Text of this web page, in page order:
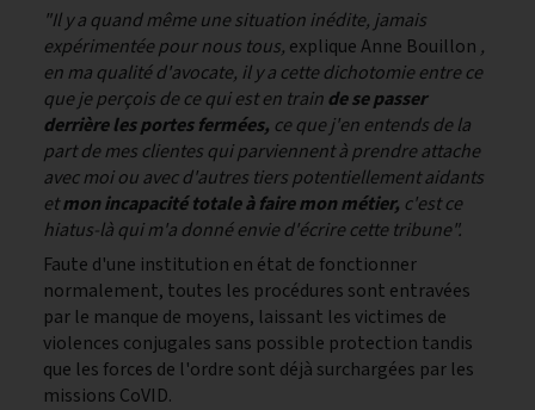
"Il y a quand même une situation inédite, jamais
expérimentée pour nous tous, explique Anne Bouillon ,
en ma qualité d'avocate, il y a cette dichotomie entre ce
que je perçois de ce qui est en trainde se passer
derrière les portes fermées, ce que j'en entends de la
part de mes clientes qui parviennent à prendre attache
avec moi ou avec d'autres tiers potentiellement aidants
etmon incapacité totale à faire mon métier, c'est ce
hiatus-là qui m'a donné envie d'écrire cette tribune".
Faute d'une institution en état de fonctionner
normalement, toutes les procédures sont entravées
par le manque de moyens, laissant les victimes de
violences conjugales sans possible protection tandis
que les forces de l'ordre sont déjà surchargées par les
missions CoVID.